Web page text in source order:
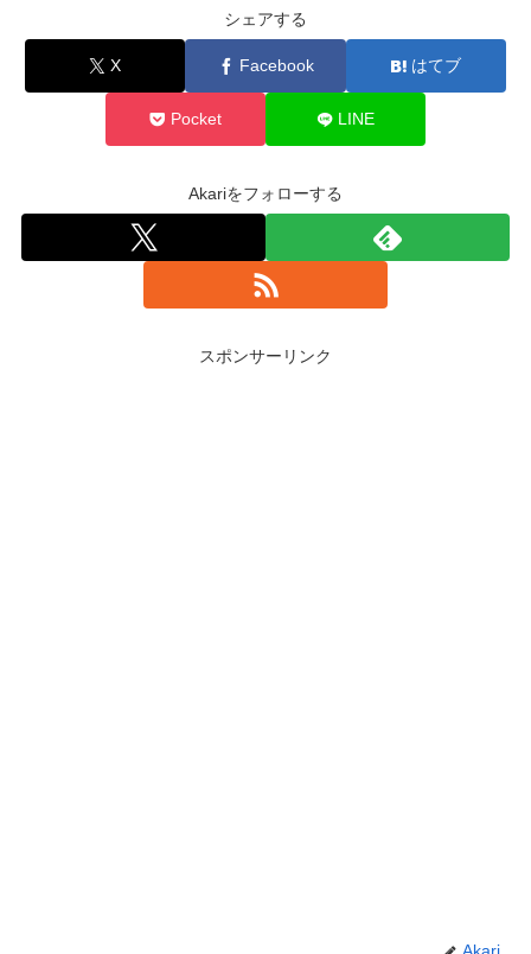
シェアする
X Facebook はてブ
Pocket LINE
Akariをフォローする
スポンサーリンク